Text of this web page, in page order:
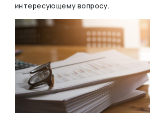
интересующему вопросу.